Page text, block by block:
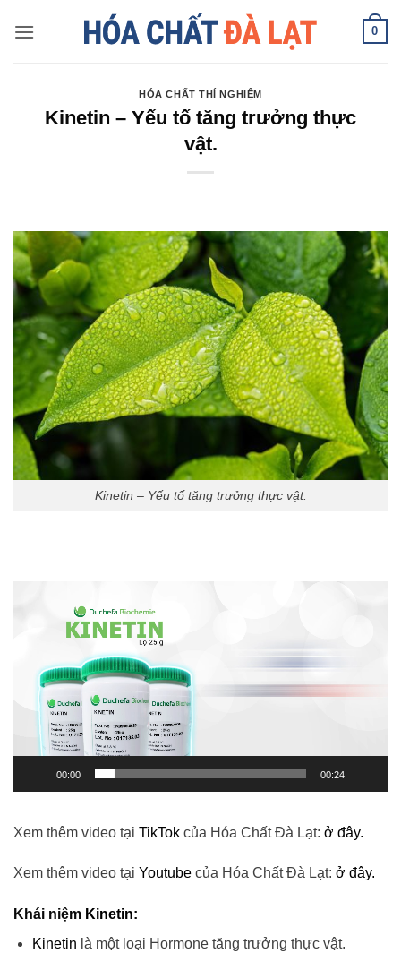
0
HÓA CHẤT THÍ NGHIỆM
Kinetin – Yếu tố tăng trưởng thực
vật.
Kinetin – Yếu tố tăng trưởng thực vật.
00:00 00:24
Xem thêm video tại TikTok của Hóa Chất Đà Lạt: ở đây.
Xem thêm video tại Youtube của Hóa Chất Đà Lạt: ở đây.
Khái niệm Kinetin:
Kinetin là một loại Hormone tăng trưởng thực vật.